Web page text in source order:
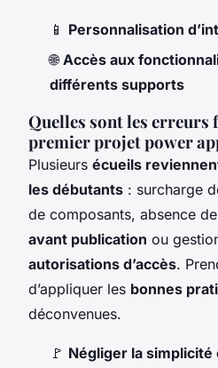
📱 Personnalisation
🌐Accès aux
différents supports
Quelles sont les erreurs
premier projet power
Plusieurs écueils
les débutants : surcharge
de composants, absence de
avant publication ou
autorisations d’accès.
d’appliquer les bonnes
déconvenues.
🚩 Négliger la